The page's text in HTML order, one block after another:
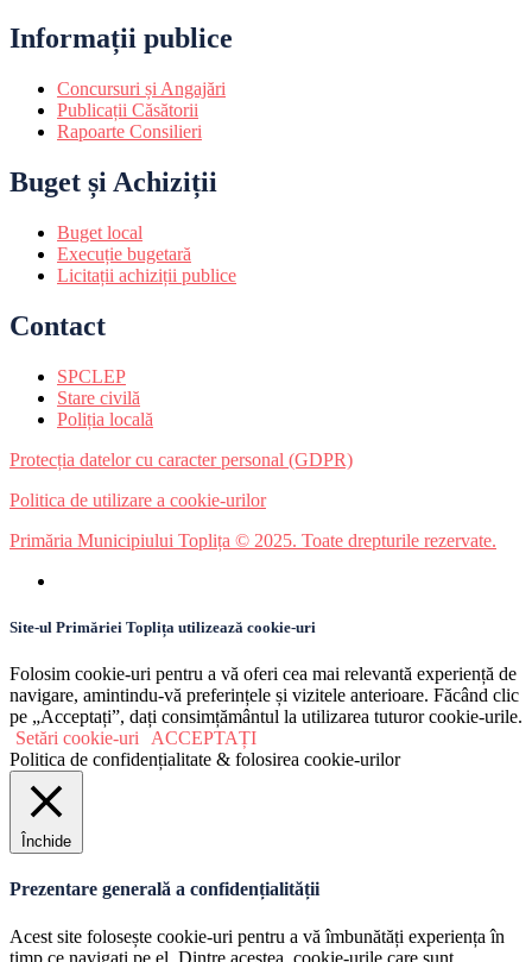
Informații publice
Concursuri și Angajări
Publicații Căsătorii
Rapoarte Consilieri
Buget și Achiziții
Buget local
Execuție bugetară
Licitații achiziții publice
Contact
SPCLEP
Stare civilă
Poliția locală
Protecția datelor cu caracter personal (GDPR)
Politica de utilizare a cookie-urilor
Primăria Municipiului Toplița © 2025. Toate drepturile rezervate.
Site-ul Primăriei Toplița utilizează cookie-uri
Folosim cookie-uri pentru a vă oferi cea mai relevantă experiență de
navigare, amintindu-vă preferințele și vizitele anterioare. Făcând clic
pe „Acceptați”, dați consimțământul la utilizarea tuturor cookie-urile.
Setări cookie-uri
ACCEPTAȚI
Politica de confidențialitate & folosirea cookie-urilor
Închide
Prezentare generală a confidențialității
Acest site folosește cookie-uri pentru a vă îmbunătăți experiența în
timp ce navigați pe el. Dintre acestea, cookie-urile care sunt